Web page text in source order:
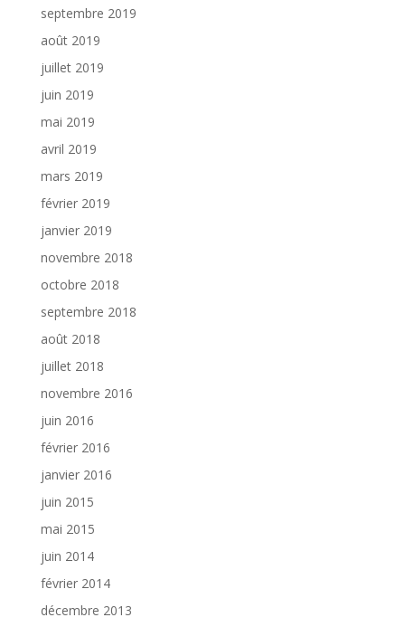
septembre 2019
août 2019
juillet 2019
juin 2019
mai 2019
avril 2019
mars 2019
février 2019
janvier 2019
novembre 2018
octobre 2018
septembre 2018
août 2018
juillet 2018
novembre 2016
juin 2016
février 2016
janvier 2016
juin 2015
mai 2015
juin 2014
février 2014
décembre 2013